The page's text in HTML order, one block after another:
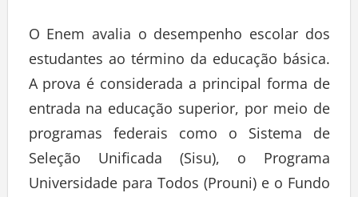
O Enem avalia o desempenho escolar dos
estudantes ao término da educação básica.
A prova é considerada a principal forma de
entrada na educação superior, por meio de
programas federais como o Sistema de
Seleção Unificada (Sisu), o Programa
Universidade para Todos (Prouni) e o Fundo